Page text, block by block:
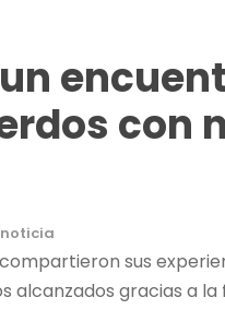
con
noticia
sus
alcanzados gracias a